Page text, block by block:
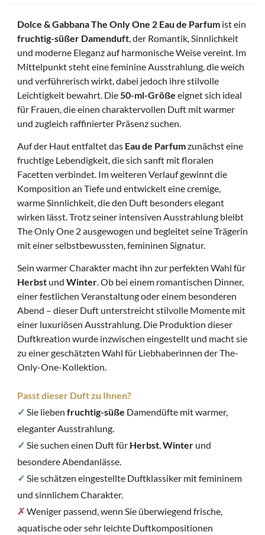
Dolce & Gabbana The Only One 2 Eau de Parfum ist ein
fruchtig-süßer Damenduft, der Romantik, Sinnlichkeit
und moderne Eleganz auf harmonische Weise vereint. Im
Mittelpunkt steht eine feminine Ausstrahlung, die weich
und verführerisch wirkt, dabei jedoch ihre stilvolle
Leichtigkeit bewahrt. Die50-ml-Größe eignet sich ideal
für Frauen, die einen charaktervollen Duft mit warmer
und zugleich raffinierter Präsenz suchen.
Auf der Haut entfaltet das Eau de Parfumzunächst eine
fruchtige Lebendigkeit, die sich sanft mit floralen
Facetten verbindet. Im weiteren Verlauf gewinnt die
Komposition an Tiefe und entwickelt eine cremige,
warme Sinnlichkeit, die den Duft besonders elegant
wirken lässt. Trotz seiner intensiven Ausstrahlung bleibt
The Only One 2 ausgewogen und begleitet seine Trägerin
mit einer selbstbewussten, femininen Signatur.
Sein warmer Charakter macht ihn zur perfekten Wahl für
Herbst und Winter. Ob bei einem romantischen Dinner,
einer festlichen Veranstaltung oder einem besonderen
Abend – dieser Duft unterstreicht stilvolle Momente mit
einer luxuriösen Ausstrahlung. Die Produktion dieser
Duftkreation wurde inzwischen eingestellt und macht sie
zu einer geschätzten Wahl für Liebhaberinnen der The-
Only-One-Kollektion.
Passt dieser Duft zu Ihnen?
✓ Sie lieben fruchtig-süße Damendüfte mit warmer,
eleganter Ausstrahlung.
✓ Sie suchen einen Duft für Herbst,Winter und
besondere Abendanlässe.
✓ Sie schätzen eingestellte Duftklassiker mit femininem
und sinnlichem Charakter.
✗ Weniger passend, wenn Sie überwiegend frische,
aquatische oder sehr leichte Duftkompositionen